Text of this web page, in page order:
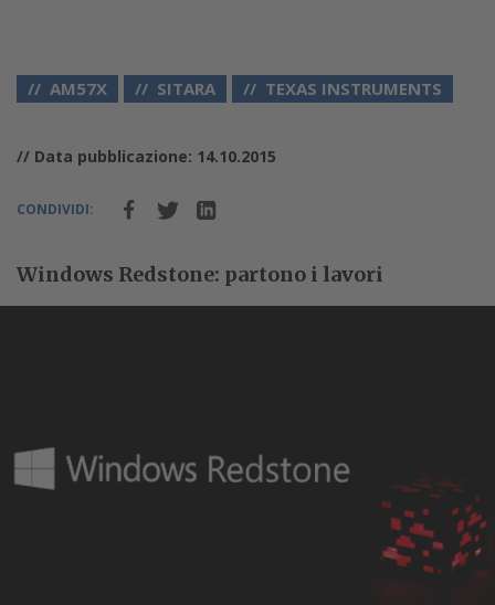
AM57X SITARA TEXAS INSTRUMENTS
// Data pubblicazione: 14.10.2015
CONDIVIDI:
Windows Redstone: partono i lavori